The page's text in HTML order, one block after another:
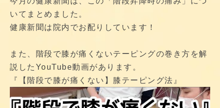
いてまとめました。
健康新聞は院内でお配りしています！
また、階段で膝が痛くないテーピングの巻き方を解
説したYouTube動画があります。
『【階段で膝が痛くない】膝テーピング法』